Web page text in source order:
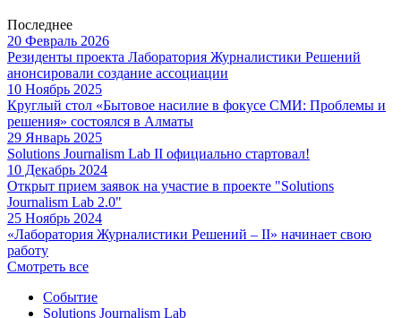
Последнее
20 Февраль 2026
Резиденты проекта Лаборатория Журналистики Решений
анонсировали создание ассоциации
10 Ноябрь 2025
Круглый стол «Бытовое насилие в фокусе СМИ: Проблемы и
решения» состоялся в Алматы
29 Январь 2025
Solutions Journalism Lab II официально стартовал!
10 Декабрь 2024
Открыт прием заявок на участие в проекте "Solutions
Journalism Lab 2.0"
25 Ноябрь 2024
«Лаборатория Журналистики Решений – II» начинает свою
работу
Смотреть все
Событие
Solutions Journalism Lab